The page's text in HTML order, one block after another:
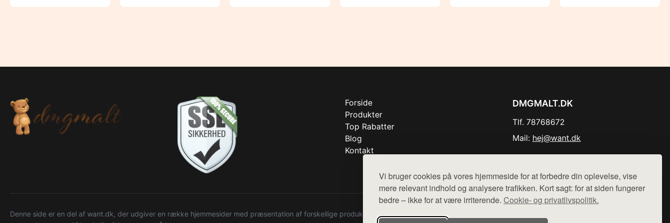
Vi bruger cookies på vores hjemmeside for at forbedre din oplevelse, vise
mere relevant indhold og analysere trafikken. Kort sagt: for at siden fungerer
bedre – ikke for at være irriterende. Cookie- og privatlivspolitik.
Forside
Produkter
Top Rabatter
Blog
Kontakt
DMGMALT.DK
Tlf. 78768672
Mail: hej@want.dk
Denne side er en del af want.dk, der udgiver en række hjemmesider med præsentation af forskellige produkter fra diverse webshops. Der sælges ikke varer fra denne side - vi henviser til de shops,